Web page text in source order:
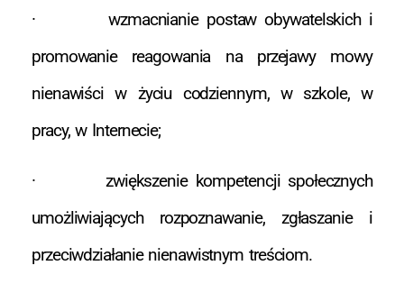
· wzmacnianie postaw obywatelskich i
promowanie reagowania na przejawy mowy
nienawiści w życiu codziennym, w szkole, w
pracy, w Internecie;
· zwiększenie kompetencji społecznych
umożliwiających rozpoznawanie, zgłaszanie i
przeciwdziałanie nienawistnym treściom.